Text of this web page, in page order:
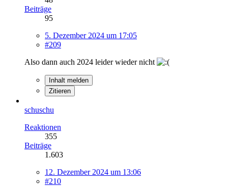
Beiträge
95
5. Dezember 2024 um 17:05
#209
Also dann auch 2024 leider wieder nicht
Inhalt melden
Zitieren
schuschu
Reaktionen
355
Beiträge
1.603
12. Dezember 2024 um 13:06
#210